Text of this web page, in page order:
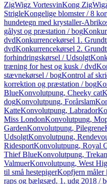
ZigWigz VortesvinKong
StrigleKongelige blomster / 8
hundetegn med krystaller-
gålyst og præstation / bog
dvdKonkurrencekørsel 1.
dvdKonkurrencekørsel 2.
forhindringskørsel / Udsolgt
træning for hest og kusk / dvd
stævnekørsel / bogKontrol af
korrektion og præstation / bog
BlueKonvolutpung, Cheeky cat
dogKonvolutpung, Forårslam
KatteKonvolutpung, Labrador
Miss LondonKonvolutpung,
GardenKonvolutpung, Pilegrene
UdsolgtKonvolutpung,
RidesportKonvolutpung, Royal
Thief BlueKonvolutpung,
ValmuerKonvolutpung, West
til små hestepigerKopfjern måler
raps og bælgsæd, 1. udg 2018 /